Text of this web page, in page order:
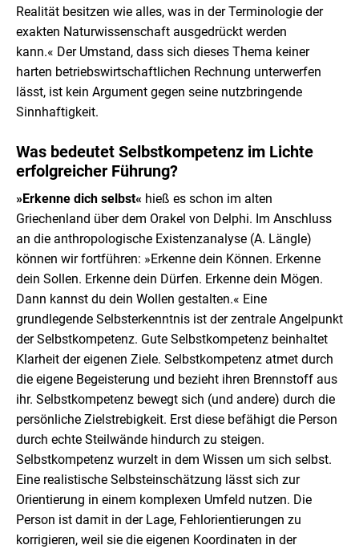
Realität besitzen wie alles, was in der Terminologie der
exakten Naturwissenschaft ausgedrückt werden
kann.« Der Umstand, dass sich dieses Thema keiner
harten betriebswirtschaftlichen Rechnung unterwerfen
lässt, ist kein Argument gegen seine nutzbringende
Sinnhaftigkeit.
Was bedeutet Selbstkompetenz im Lichte
erfolgreicher Führung?
»Erkenne dich selbst« hieß es schon im alten
Griechenland über dem Orakel von Delphi. Im Anschluss
an die anthropologische Existenzanalyse (A. Längle)
können wir fortführen: »Erkenne dein Können. Erkenne
dein Sollen. Erkenne dein Dürfen. Erkenne dein Mögen.
Dann kannst du dein Wollen gestalten.« Eine
grundlegende Selbsterkenntnis ist der zentrale Angelpunkt
der Selbstkompetenz. Gute Selbstkompetenz beinhaltet
Klarheit der eigenen Ziele. Selbstkompetenz atmet durch
die eigene Begeisterung und bezieht ihren Brennstoff aus
ihr. Selbstkompetenz bewegt sich (und andere) durch die
persönliche Zielstrebigkeit. Erst diese befähigt die Person
durch echte Steilwände hindurch zu steigen.
Selbstkompetenz wurzelt in dem Wissen um sich selbst.
Eine realistische Selbsteinschätzung lässt sich zur
Orientierung in einem komplexen Umfeld nutzen. Die
Person ist damit in der Lage, Fehlorientierungen zu
korrigieren, weil sie die eigenen Koordinaten in der